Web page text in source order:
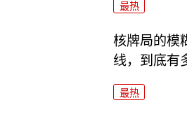
最热
核牌局的模
线，到底有
最热